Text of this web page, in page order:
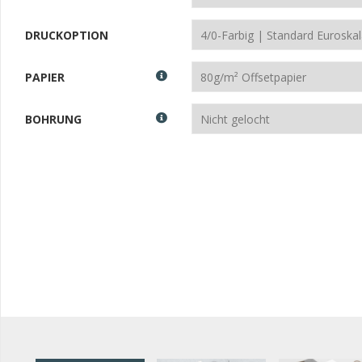
DRUCKOPTION
PAPIER
BOHRUNG